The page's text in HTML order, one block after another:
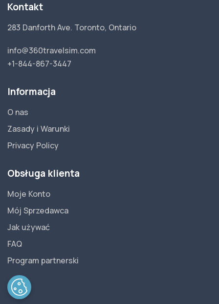
Kontakt
283 Danforth Ave. Toronto, Ontario
info@360travelsim.com
+1-844-867-3447
Informacja
O nas
Zasady i Warunki
Privacy Policy
Obsługa klienta
Moje Konto
Mój Sprzedawca
Jak używać
FAQ
Program partnerski